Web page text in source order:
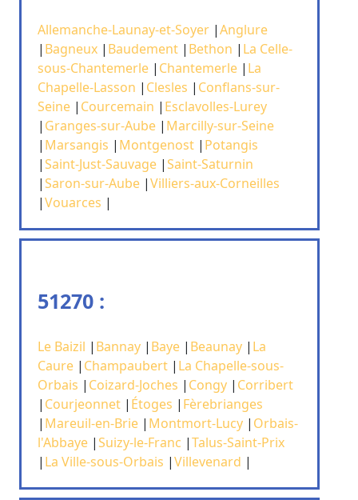
Allemanche-Launay-et-Soyer |Anglure
| Bagneux | Baudement | Bethon | La Celle-
sous-Chantemerle | Chantemerle | La
Chapelle-Lasson | Clesles | Conflans-sur-
Seine | Courcemain | Esclavolles-Lurey
| Granges-sur-Aube | Marcilly-sur-Seine
| Marsangis | Montgenost | Potangis
|Saint-Just-Sauvage |Saint-Saturnin
|Saron-sur-Aube |Villiers-aux-Corneilles
|Vouarces |
51270 :
Le Baizil | Bannay | Baye | Beaunay | La
Caure | Champaubert | La Chapelle-sous-
Orbais | Coizard-Joches | Congy | Corribert
| Courjeonnet | Étoges | Fèrebrianges
| Mareuil-en-Brie | Montmort-Lucy | Orbais-
l'Abbaye |Suizy-le-Franc |Talus-Saint-Prix
| La Ville-sous-Orbais |Villevenard |